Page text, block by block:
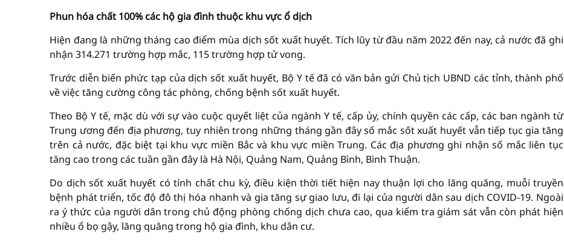
Phun hóa chất 100% các hộ gia đình thuộc khu vực ổ dịch
Hiện đang là những tháng cao điểm mùa dịch sốt xuất huyết. Tích lũy từ đầu năm 2022 đến nay, cả nước đã ghi
nhận 314.271 trường hợp mắc, 115 trường hợp tử vong.
Trước diễn biến phức tạp của dịch sốt xuất huyết, Bộ Y tế đã có văn bản gửi Chủ tịch UBND các tỉnh, thành phố
về việc tăng cường công tác phòng, chống bệnh sốt xuất huyết.
Theo Bộ Y tế, mặc dù với sự vào cuộc quyết liệt của ngành Y tế, cấp ủy, chính quyền các cấp, các ban ngành từ
Trung ương đến địa phương, tuy nhiên trong những tháng gần đây số mắc sốt xuất huyết vẫn tiếp tục gia tăng
trên cả nước, đặc biệt tại khu vực miền Bắc và khu vực miền Trung. Các địa phương ghi nhận số mắc liên tục
tăng cao trong các tuần gần đây là Hà Nội, Quảng Nam, Quảng Bình, Bình Thuận.
Do dịch sốt xuất huyết có tính chất chu kỳ, điều kiện thời tiết hiện nay thuận lợi cho lăng quăng, muỗi truyền
bệnh phát triển, tốc độ đô thị hóa nhanh và gia tăng sự giao lưu, đi lại của người dân sau dịch COVID-19. Ngoài
ra ý thức của người dân trong chủ động phòng chống dịch chưa cao, qua kiểm tra giám sát vẫn còn phát hiện
nhiều ổ bọ gậy, lăng quăng trong hộ gia đình, khu dân cư.